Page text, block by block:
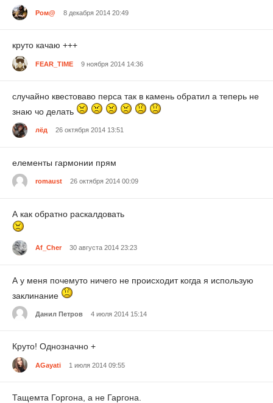
Ром@ 8 декабря 2014 20:49
круто качаю +++
FEAR_TIME 9 ноября 2014 14:36
случайно квестоваво перса так в камень обратил а теперь не
знаю чо делать
лёд 26 октября 2014 13:51
елементы гармонии прям
romaust 26 октября 2014 00:09
А как обратно раскалдовать
Af_Cher 30 августа 2014 23:23
А у меня почемуто ничего не происходит когда я использую
заклинание
Данил Петров 4 июля 2014 15:14
Круто! Однозначно +
AGayati 1 июля 2014 09:55
Тащемта Горгона, а не Гаргона.